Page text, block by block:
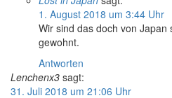
1. August 2018 um 3:44 Uhr
Wir sind das doch von
gewohnt.
Antworten
Lenchenx3 sagt:
31. Juli 2018 um 21:06 Uhr